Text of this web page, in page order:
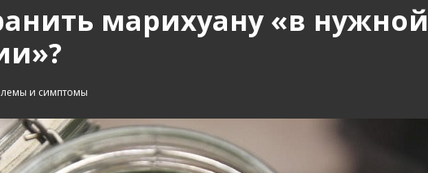
марихуану «в нужной
и симптомы